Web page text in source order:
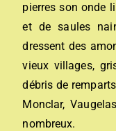
pierres son onde
et de saules
dressent des
vieux villages,
débris de
Monclar,Vaugelas
nombreux.